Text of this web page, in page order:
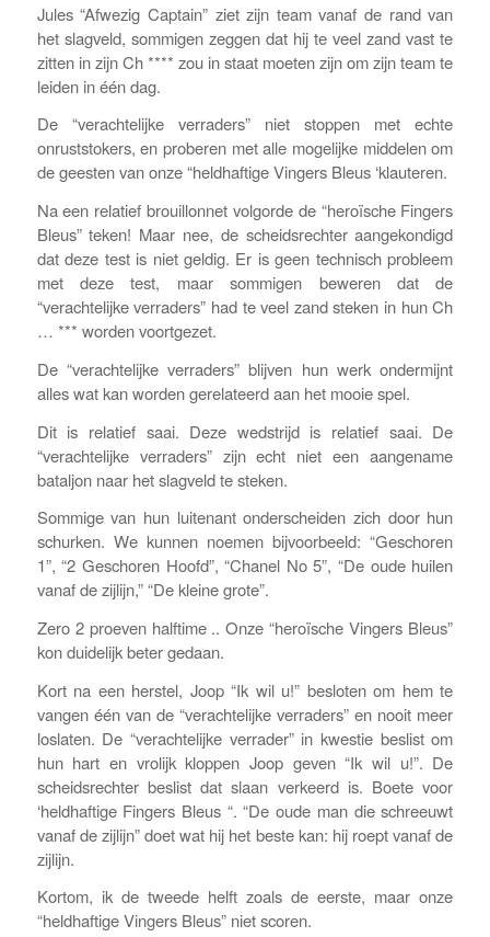
Jules “Afwezig Captain” ziet zijn team vanaf de rand van
het slagveld, sommigen zeggen dat hij te veel zand vast te
zitten in zijn Ch **** zou in staat moeten zijn om zijn team te
leiden in één dag.
De “verachtelijke verraders” niet stoppen met echte
onruststokers, en proberen met alle mogelijke middelen om
de geesten van onze “heldhaftige Vingers Bleus ‘klauteren.
Na een relatief brouillonnet volgorde de “heroïsche Fingers
Bleus” teken! Maar nee, de scheidsrechter aangekondigd
dat deze test is niet geldig. Er is geen technisch probleem
met deze test, maar sommigen beweren dat de
“verachtelijke verraders” had te veel zand steken in hun Ch
… *** worden voortgezet.
De “verachtelijke verraders” blijven hun werk ondermijnt
alles wat kan worden gerelateerd aan het mooie spel.
Dit is relatief saai. Deze wedstrijd is relatief saai. De
“verachtelijke verraders” zijn echt niet een aangename
bataljon naar het slagveld te steken.
Sommige van hun luitenant onderscheiden zich door hun
schurken. We kunnen noemen bijvoorbeeld: “Geschoren
1”, “2 Geschoren Hoofd”, “Chanel No 5”, “De oude huilen
vanaf de zijlijn,” “De kleine grote”.
Zero 2 proeven halftime .. Onze “heroïsche Vingers Bleus”
kon duidelijk beter gedaan.
Kort na een herstel, Joop “Ik wil u!” besloten om hem te
vangen één van de “verachtelijke verraders” en nooit meer
loslaten. De “verachtelijke verrader” in kwestie beslist om
hun hart en vrolijk kloppen Joop geven “Ik wil u!”. De
scheidsrechter beslist dat slaan verkeerd is. Boete voor
‘heldhaftige Fingers Bleus “. “De oude man die schreeuwt
vanaf de zijlijn” doet wat hij het beste kan: hij roept vanaf de
zijlijn.
Kortom, ik de tweede helft zoals de eerste, maar onze
“heldhaftige Vingers Bleus” niet scoren.